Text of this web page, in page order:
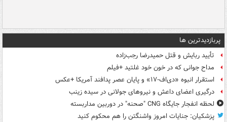
پربازدیدترین ها
تأیید ربایش و قتل حمیدرضا رجب‌زاده
مداح جوانی که در خون خود غلتید +فیلم
استقرار انبوه «دی‌اف‑۱۷» و پایان عصر پدافند آمریکا +عکس
درگیری اعضای داعش و نیروهای جولانی در سیده زینب
لحظه انفجار جایگاه CNG "صحنه" در دوربین مداربسته
پزشکیان: جنایات امروز واشنگتن را هم محکوم کنید